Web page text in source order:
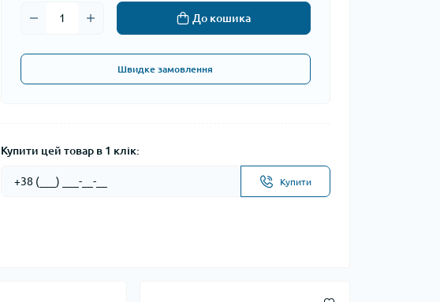
До кошика
Швидке замовлення
Купити цей товар в 1 клік:
Купити